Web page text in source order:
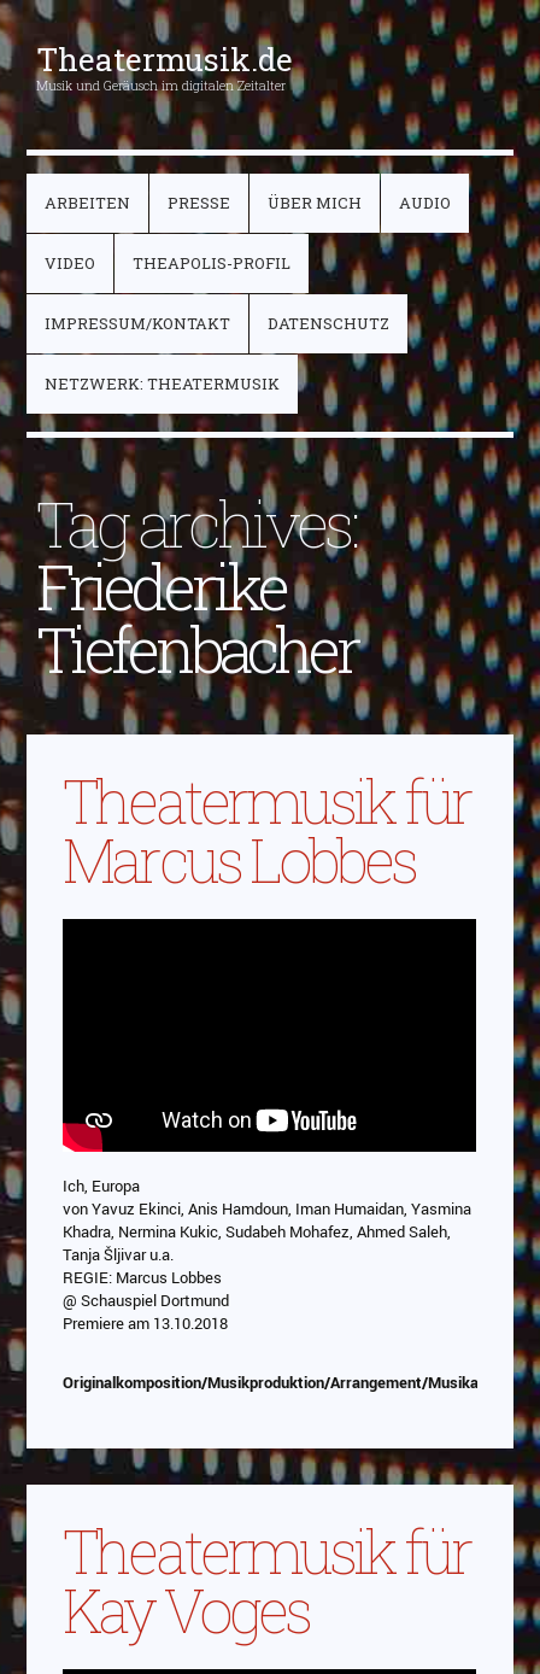
Theatermusik.de
Musik und Geräusch im digitalen Zeitalter
ARBEITEN PRESSE ÜBER MICH AUDIO
VIDEO THEAPOLIS-PROFIL
IMPRESSUM/KONTAKT DATENSCHUTZ
NETZWERK: THEATERMUSIK
Tag archives:
Friederike
Tiefenbacher
Theatermusik für
Marcus Lobbes
Ich, Europa
von Yavuz Ekinci, Anis Hamdoun, Iman Humaidan, Yasmina
Khadra, Nermina Kukic, Sudabeh Mohafez, Ahmed Saleh,
Tanja Šljivar u.a.
REGIE: Marcus Lobbes
@ Schauspiel Dortmund
Premiere am 13.10.2018
Originalkomposition/Musikproduktion/Arrangement/Musikauswahl/
Theatermusik für
Kay Voges